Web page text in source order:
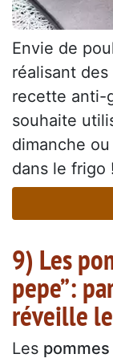
Envie de
réalisant
recette anti-
souhaite
dimanche
dans le frigo
9) Les
pepe”:
réveille
Les